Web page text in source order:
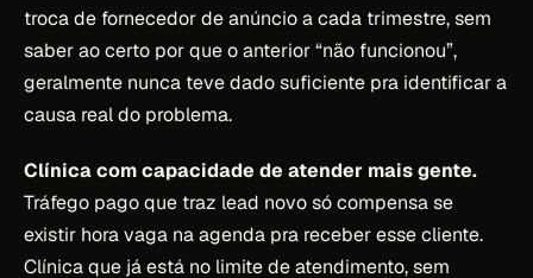
troca de fornecedor de anúncio a cada trimestre, sem
saber ao certo por que o anterior “não funcionou”,
geralmente nunca teve dado suficiente pra identificar a
causa real do problema.
Clínica com capacidade de atender mais gente.
Tráfego pago que traz lead novo só compensa se
existir hora vaga na agenda pra receber esse cliente.
Clínica que já está no limite de atendimento, sem